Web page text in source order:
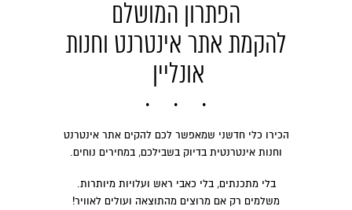
הפתרון המושלם
להקמת אתר אינטרנט וחנות
אונליין
הכירו כלי חדשני שמאפשר לכם להקים אתר אינטרנט
וחנות אינטרנטית בדיוק בשבילכם, במחירים נוחים.
בלי מתכנתים, בלי כאבי ראש ועלויות מיותרות.
משלמים רק אם מרוצים מהתוצאה ועולים לאוויר!